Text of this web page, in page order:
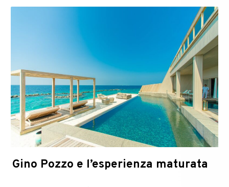
Gino Pozzo e l’esperienza maturata